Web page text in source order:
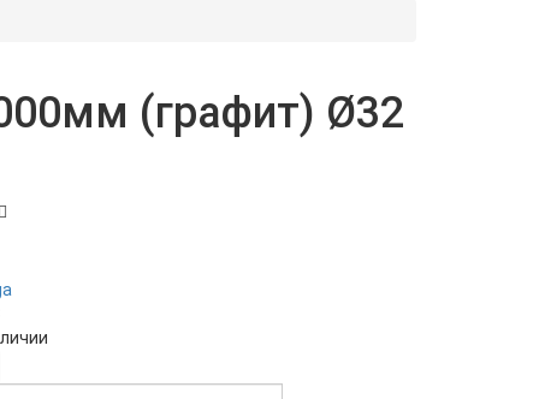
(графит) Ø32